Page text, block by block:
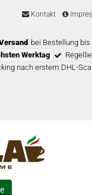
Kontakt
bei Bestellung bis
Werktag
nach erstem DHL-